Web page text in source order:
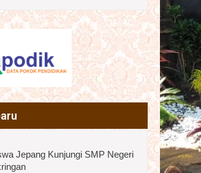
Jepang Kunjungi SMP Negeri